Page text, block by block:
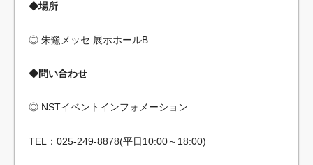
◆場所
◎ 朱鷺メッセ 展示ホールB
◆問い合わせ
◎ NSTイベントインフォメーション
TEL：025-249-8878(平日10:00～18:00)